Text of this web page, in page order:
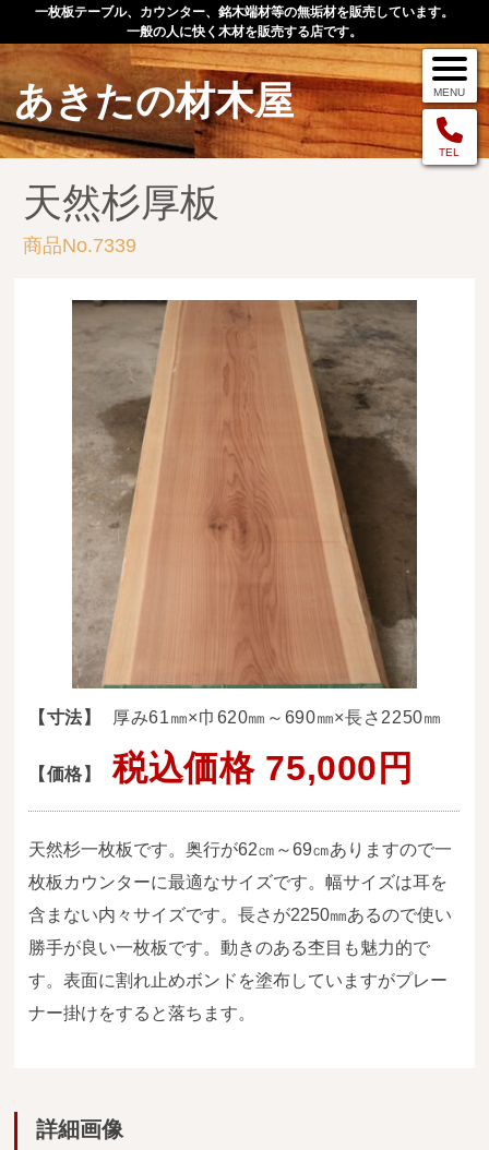
一枚板テーブル、カウンター、銘木端材等の無垢材を販売しています。
一般の人に快く木材を販売する店です。
あきたの材木屋
TEL
MENU
メニュー
TOP
作品例
手作りオーダー家具
店舗案内
お問い合わせ
お客様の声
お買い物の流れ
送料・お支払い方法について
ご注文前の注意点
Attention
before ordering
一枚板を直販できる店
オイル塗装の
メンテナンスについて
オーダー加工について
当店の考え方
広葉樹一枚板
天然杉厚板
商品No.7339
【寸法】 厚み61㎜×巾620㎜～690㎜×長さ2250㎜
【価格】 税込価格 75,000円
天然杉一枚板です。奥行が62㎝～69㎝ありますので一
枚板カウンターに最適なサイズです。幅サイズは耳を
含まない内々サイズです。長さが2250㎜あるので使い
勝手が良い一枚板です。動きのある杢目も魅力的で
す。表面に割れ止めボンドを塗布していますがプレー
ナー掛けをすると落ちます。
詳細画像